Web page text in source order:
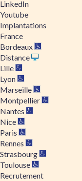
LinkedIn
Youtube
Implantations
France
Bordeaux
Distance
Lille
Lyon
Marseille
Montpellier
Nantes
Nice
Paris
Rennes
Strasbourg
Toulouse
Recrutement